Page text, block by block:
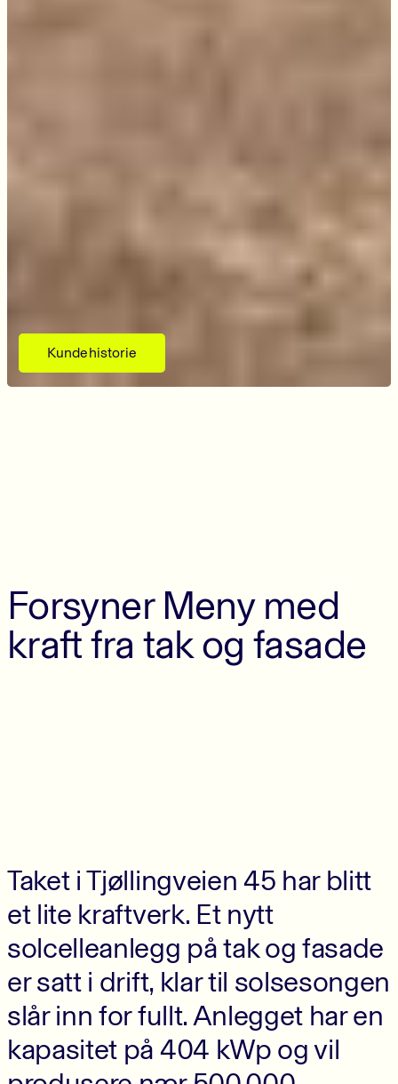
Kundehistorie
Forsyner Meny med
kraft fra tak og fasade
Taket i Tjøllingveien 45 har blitt
et lite kraftverk. Et nytt
solcelleanlegg på tak og fasade
er satt i drift, klar til solsesongen
slår inn for fullt. Anlegget har en
kapasitet på 404 kWp og vil